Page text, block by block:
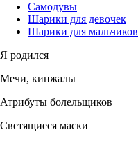
Самодувы
Шарики для девочек
Шарики для мальчиков
Я родился
Мечи, кинжалы
Атрибуты болельщиков
Светящиеся маски